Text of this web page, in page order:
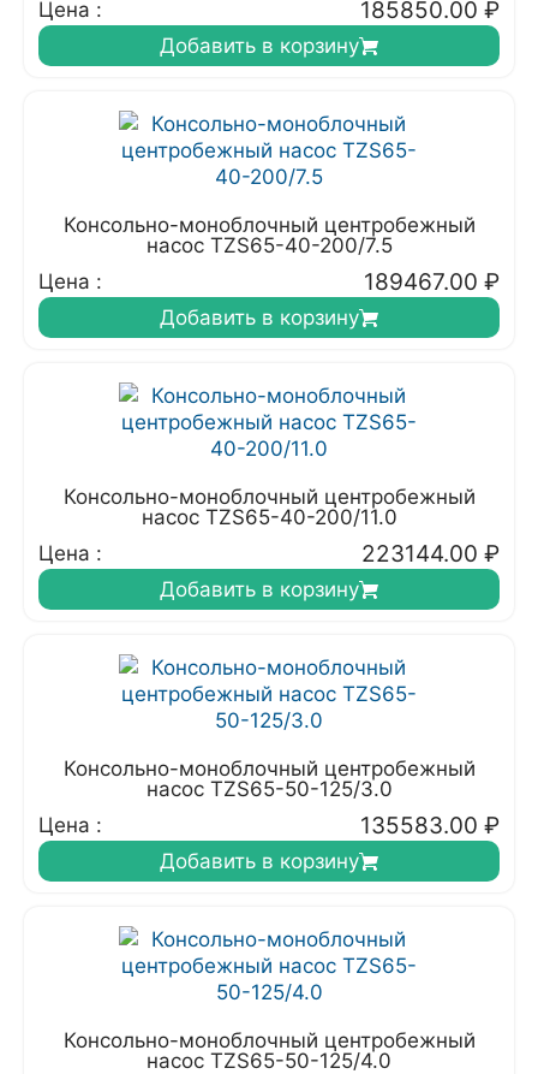
Цена : 185850.00 ₽
Добавить в корзину
Консольно-моноблочный центробежный
насос TZS65-40-200/7.5
Цена :
189467.00 ₽
Добавить в корзину
Консольно-моноблочный центробежный
насос TZS65-40-200/11.0
Цена :
223144.00 ₽
Добавить в корзину
Консольно-моноблочный центробежный
насос TZS65-50-125/3.0
Цена :
135583.00 ₽
Добавить в корзину
Консольно-моноблочный центробежный
насос TZS65-50-125/4.0